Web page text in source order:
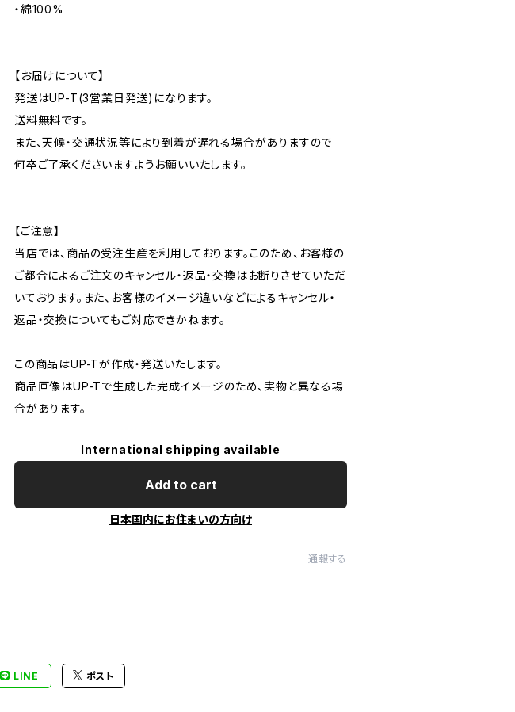
・綿100%
【お届けについて】
発送はUP-T(3営業日発送)になります。
送料無料です。
また、天候・交通状況等により到着が遅れる場合がありますので
何卒ご了承くださいますようお願いいたします。
【ご注意】
当店では、商品の受注生産を利用しております。このため、お客様の
ご都合によるご注文のキャンセル・返品・交換はお断りさせていただ
いております。また、お客様のイメージ違いなどによるキャンセル・
返品・交換についてもご対応できかねます。
この商品はUP-Tが作成・発送いたします。
商品画像はUP-Tで生成した完成イメージのため、実物と異なる場
合があります。
International shipping available
Add to cart
日本国内にお住まいの方向け
通報する
LINE ポスト